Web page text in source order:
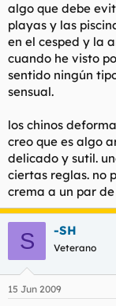
algo que debe
playas y las
en el cesped y la
cuando he visto
sentido ningún
sensual.
los chinos
creo que es algo
delicado y sutil.
ciertas reglas. no
crema a un par de
S -SH
Veterano
15 Jun 2009